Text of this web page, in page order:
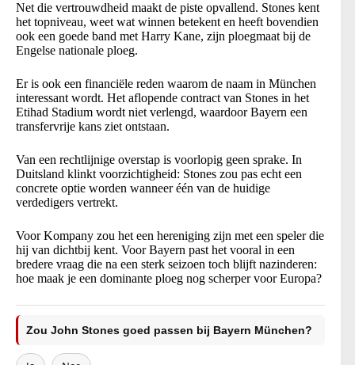
Net die vertrouwdheid maakt de piste opvallend. Stones kent
het topniveau, weet wat winnen betekent en heeft bovendien
ook een goede band met Harry Kane, zijn ploegmaat bij de
Engelse nationale ploeg.
Er is ook een financiële reden waarom de naam in München
interessant wordt. Het aflopende contract van Stones in het
Etihad Stadium wordt niet verlengd, waardoor Bayern een
transfervrije kans ziet ontstaan.
Van een rechtlijnige overstap is voorlopig geen sprake. In
Duitsland klinkt voorzichtigheid: Stones zou pas echt een
concrete optie worden wanneer één van de huidige
verdedigers vertrekt.
Voor Kompany zou het een hereniging zijn met een speler die
hij van dichtbij kent. Voor Bayern past het vooral in een
bredere vraag die na een sterk seizoen toch blijft nazinderen:
hoe maak je een dominante ploeg nog scherper voor Europa?
Zou John Stones goed passen bij Bayern München?